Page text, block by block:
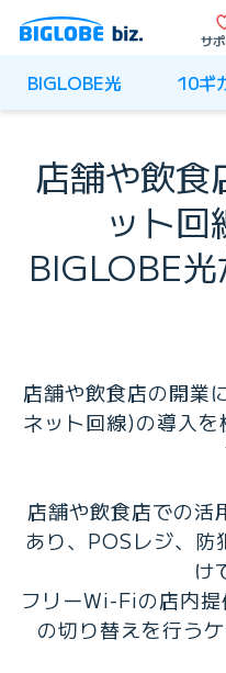
サ
BIGLOBE光 10ギ
店舗や飲食
ット回
BIGLOBE
店舗や飲食店の開業
ネット回線)の導入
店舗や飲食店での活
あり、POSレジ、防
け
フリーWi-Fiの店内
の切り替えを行う